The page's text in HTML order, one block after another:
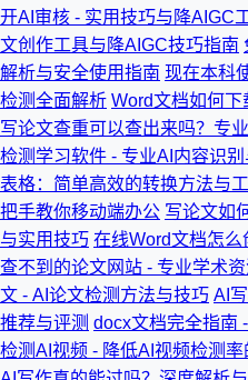
开AI审核 - 实用技巧与降AIGC
文创作工具与降AIGC技巧指南
解析与安全使用指南 现在本科
检测全面解析 Word文档如何
写论文查重可以查出来吗？专
检测学习软件 - 专业AI内容识
表格：简单高效的转换方法与
把手教你移动端办公 写论文如
与实用技巧 在线Word文档怎
查不到的论文网站 - 专业学术
文 - AI论文检测方法与技巧 AI
推荐与评测 docx文档完全指南
检测AI视频 - 降低AI视频检测